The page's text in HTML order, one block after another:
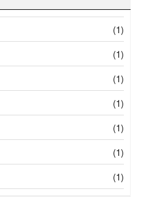
(1)
(1)
(1)
(1)
(1)
(1)
(1)